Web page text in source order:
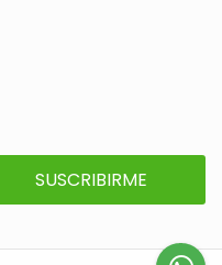
SUSCRIBIRME